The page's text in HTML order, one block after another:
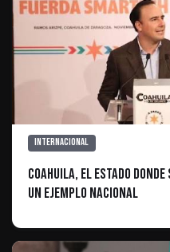
Internacional
Coahuila, el estado
un ejemplo nacional